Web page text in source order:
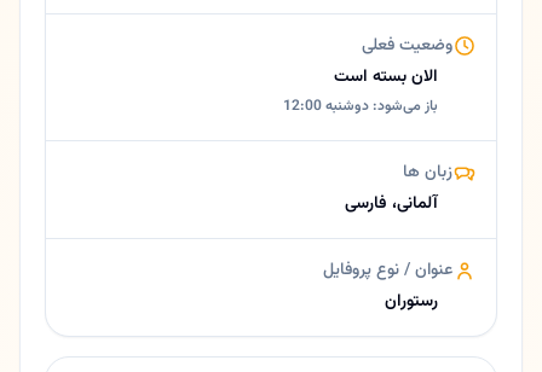
وضعیت فعلی
الان بسته است
باز می‌شود: دوشنبه 12:00
زبان ها
آلمانی، فارسی
عنوان / نوع پروفایل
رستوران